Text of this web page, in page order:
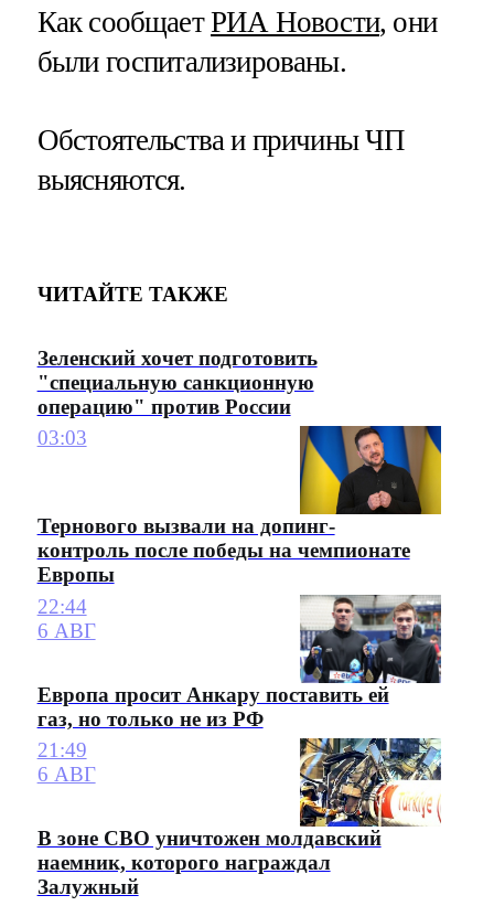
Как сообщаетРИА Новости, они
были госпитализированы.
Обстоятельства и причины ЧП
выясняются.
ЧИТАЙТЕ ТАКЖЕ
Зеленский хочет подготовить
"специальную санкционную
операцию" против России
03:03
Тернового вызвали на допинг-
контроль после победы на чемпионате
Европы
22:44
6 АВГ
Европа просит Анкару поставить ей
газ, но только не из РФ
21:49
6 АВГ
В зоне СВО уничтожен молдавский
наемник, которого награждал
Залужный